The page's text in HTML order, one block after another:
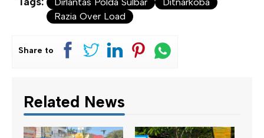
Dirlantas Polda Sulbar
Ditnarkoba
Razia Over Load
Share to
Related News